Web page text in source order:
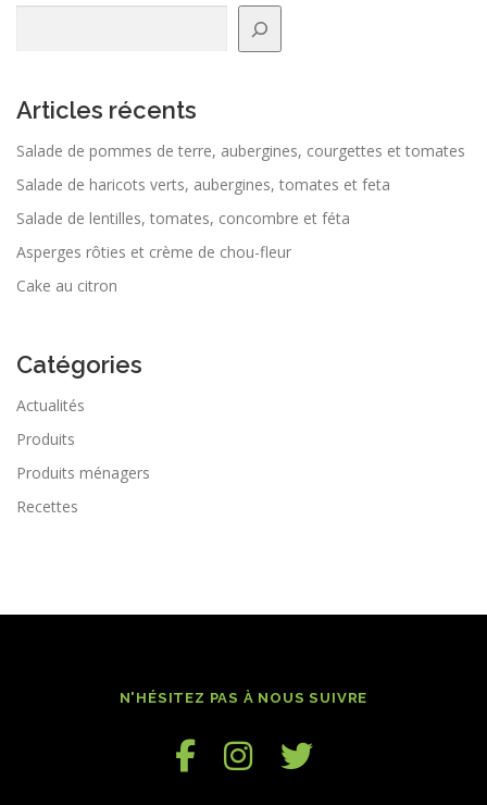
Articles récents
Salade de pommes de terre, aubergines, courgettes et tomates
Salade de haricots verts, aubergines, tomates et feta
Salade de lentilles, tomates, concombre et féta
Asperges rôties et crème de chou-fleur
Cake au citron
Catégories
Actualités
Produits
Produits ménagers
Recettes
N'HÉSITEZ PAS À NOUS SUIVRE